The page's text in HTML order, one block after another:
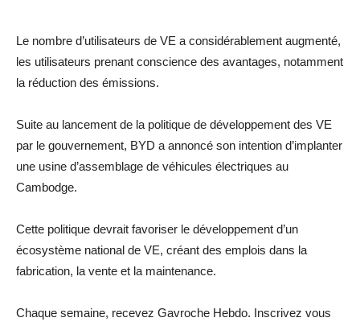
Le nombre d’utilisateurs de VE a considérablement augmenté,
les utilisateurs prenant conscience des avantages, notamment
la réduction des émissions.
Suite au lancement de la politique de développement des VE
par le gouvernement, BYD a annoncé son intention d’implanter
une usine d’assemblage de véhicules électriques au
Cambodge.
Cette politique devrait favoriser le développement d’un
écosystème national de VE, créant des emplois dans la
fabrication, la vente et la maintenance.
Chaque semaine, recevez Gavroche Hebdo. Inscrivez vous